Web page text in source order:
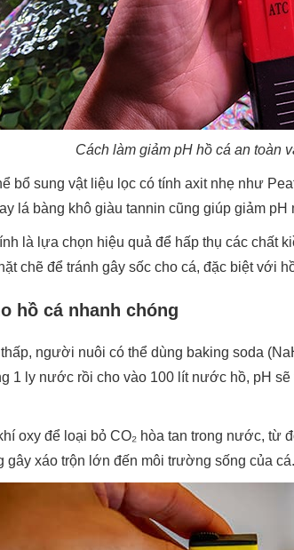
Cách làm giảm pH hồ cá an toàn
bổ sung vật liệu lọc có tính axit nhẹ như
lá bàng khô giàu tannin cũng giúp giảm
là lựa chọn hiệu quả để hấp thụ các chất
chẽ để tránh gây sốc cho cá, đặc biệt với
hồ cá nhanh chóng
người nuôi có thể dùng baking soda
1 ly nước rồi cho vào 100 lít nước hồ, pH
oxy để loại bỏ CO₂ hòa tan trong nước,
gây xáo trộn lớn đến môi trường sống của cá.